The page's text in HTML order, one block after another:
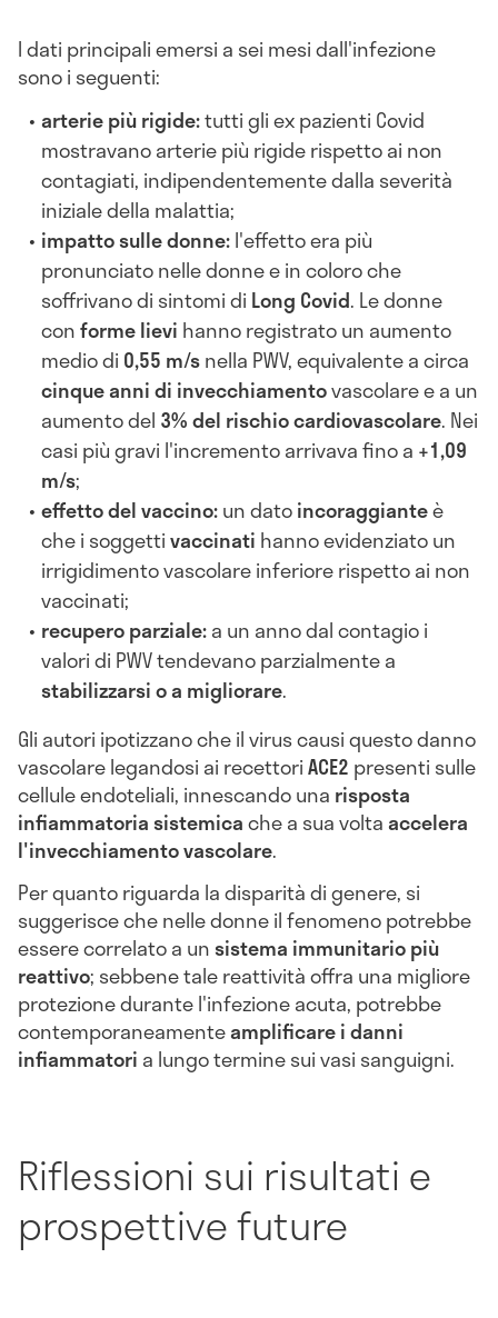
I dati principali emersi a sei mesi dall'infezione
sono i seguenti:
arterie più rigide:tutti gli ex pazienti Covid
mostravano arterie più rigide rispetto ai non
contagiati, indipendentemente dalla severità
iniziale della malattia;
impatto sulle donne:l'effetto era più
pronunciato nelle donne e in coloro che
soffrivano di sintomi di Long Covid. Le donne
conforme lievi hanno registrato un aumento
medio di 0,55 m/snella PWV, equivalente a circa
cinque anni di invecchiamentovascolare e a un
aumento del 3% del rischio cardiovascolare. Nei
casi più gravi l'incremento arrivava fino a +1,09
m/s;
effetto del vaccino:un datoincoraggianteè
che i soggettivaccinati hanno evidenziato un
irrigidimento vascolare inferiore rispetto ai non
vaccinati;
recupero parziale:a un anno dal contagio i
valori di PWV tendevano parzialmente a
stabilizzarsi o a migliorare.
Gli autori ipotizzano che il virus causi questo danno
vascolare legandosi ai recettoriACE2 presenti sulle
cellule endoteliali, innescando una risposta
infiammatoria sistemicache a sua voltaaccelera
l'invecchiamento vascolare.
Per quanto riguarda la disparità di genere, si
suggerisce che nelle donne il fenomeno potrebbe
essere correlato a unsistema immunitario più
reattivo; sebbene tale reattività offra una migliore
protezione durante l'infezione acuta, potrebbe
contemporaneamenteamplificare i danni
infiammatori a lungo termine sui vasi sanguigni.
Riflessioni sui risultati e
prospettive future